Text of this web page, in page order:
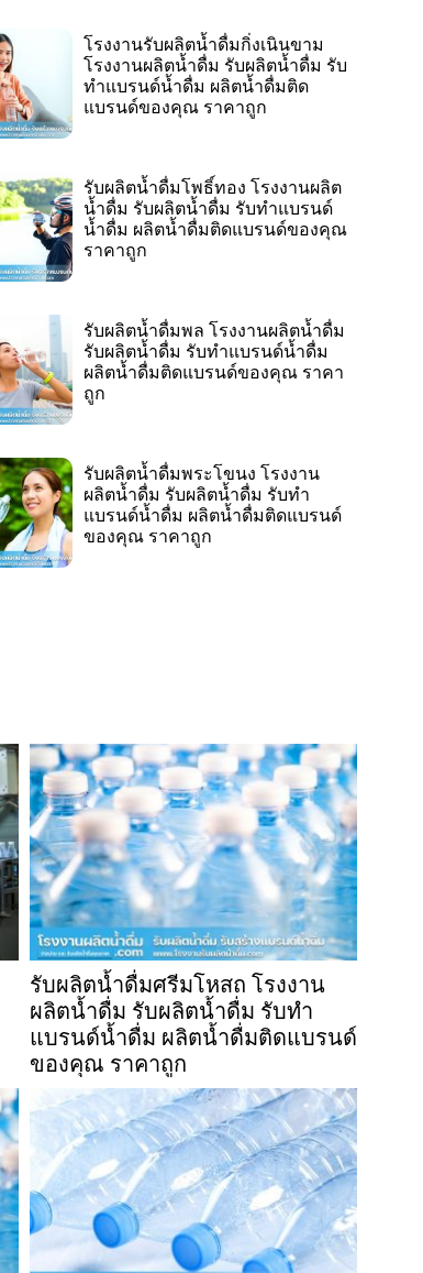
โรงงานรับผลิตน้ำดื่มกิ่งเนินขาม
โรงงานผลิตน้ำดื่ม รับผลิตน้ำดื่ม รับ
ทำแบรนด์น้ำดื่ม ผลิตน้ำดื่มติด
แบรนด์ของคุณ ราคาถูก
รับผลิตน้ำดื่มโพธิ์ทอง โรงงานผลิต
น้ำดื่ม รับผลิตน้ำดื่ม รับทำแบรนด์
น้ำดื่ม ผลิตน้ำดื่มติดแบรนด์ของคุณ
ราคาถูก
รับผลิตน้ำดื่มพล โรงงานผลิตน้ำดื่ม
รับผลิตน้ำดื่ม รับทำแบรนด์น้ำดื่ม
ผลิตน้ำดื่มติดแบรนด์ของคุณ ราคา
ถูก
รับผลิตน้ำดื่มพระโขนง โรงงาน
ผลิตน้ำดื่ม รับผลิตน้ำดื่ม รับทำ
แบรนด์น้ำดื่ม ผลิตน้ำดื่มติดแบรนด์
ของคุณ ราคาถูก
รับผลิตน้ำดื่มศรีมโหสถ โรงงาน
ผลิตน้ำดื่ม รับผลิตน้ำดื่ม รับทำ
แบรนด์น้ำดื่ม ผลิตน้ำดื่มติดแบรนด์
ของคุณ ราคาถูก